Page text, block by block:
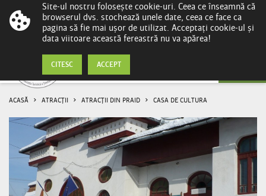
Casa de Cultura
ACASĂ ATRACȚII ATRACȚII DIN PRAID CASA DE CULTURA
Site-ul nostru folosește cookie-uri. Ceea ce înseamnă că
browserul dvs. stochează unele date, ceea ce face ca
pagina să fie mai ușor de utilizat. Acceptați cookie-ul și
data viitoare această fereastră nu va apărea!
CITESC ACCEPT